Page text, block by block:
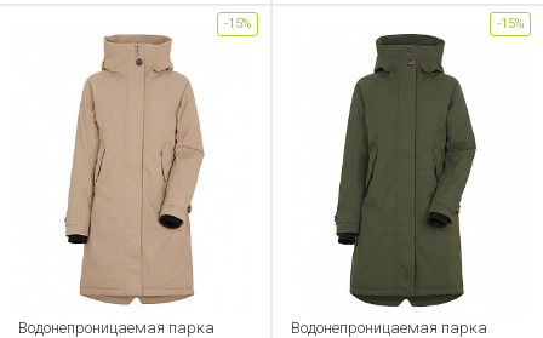
Водонепроницаемая парка
-15%
Водонепроницаемая парка
-15%